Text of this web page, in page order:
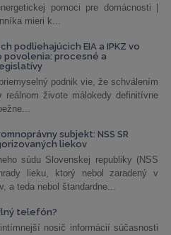
pomoci pre domácnosti |
mieri k...
podliehajúcich EIA a IPKZ vo
povolenia: procesné a
podnik vie, že schválením
reálnom živote málokedy definitívne
subjekt: NSS SR
liekov
súdu Slovenskej republiky (NSS
lieku, ktorý nebol zaradený v
a teda nebol štandardne...
telefón?
nosič informácií súčasnosti